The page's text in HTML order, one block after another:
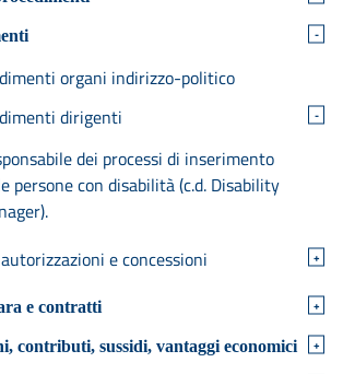
-
organi indirizzo-politico
dirigenti
-
dei processi di inserimento
persone con disabilità (c.d. Disability
e concessioni
+
e contratti +
contributi, sussidi, vantaggi economici +